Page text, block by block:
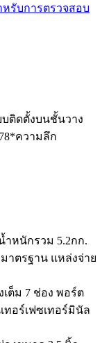
ติดตั้งบนชั้นวาง
ความลึก
ำหนักรวม 5.2กก.
าตรฐาน แหล่งจ่าย
เต็ม 7 ช่อง พอร์ต
ทอร์เฟซเทอร์มินัล